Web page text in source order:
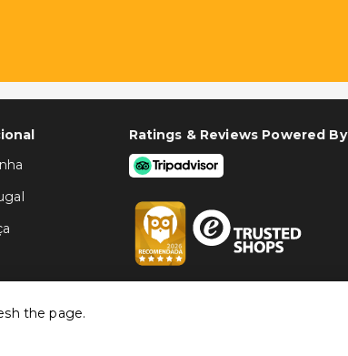
Ratings & Reviews Powered By
the page.